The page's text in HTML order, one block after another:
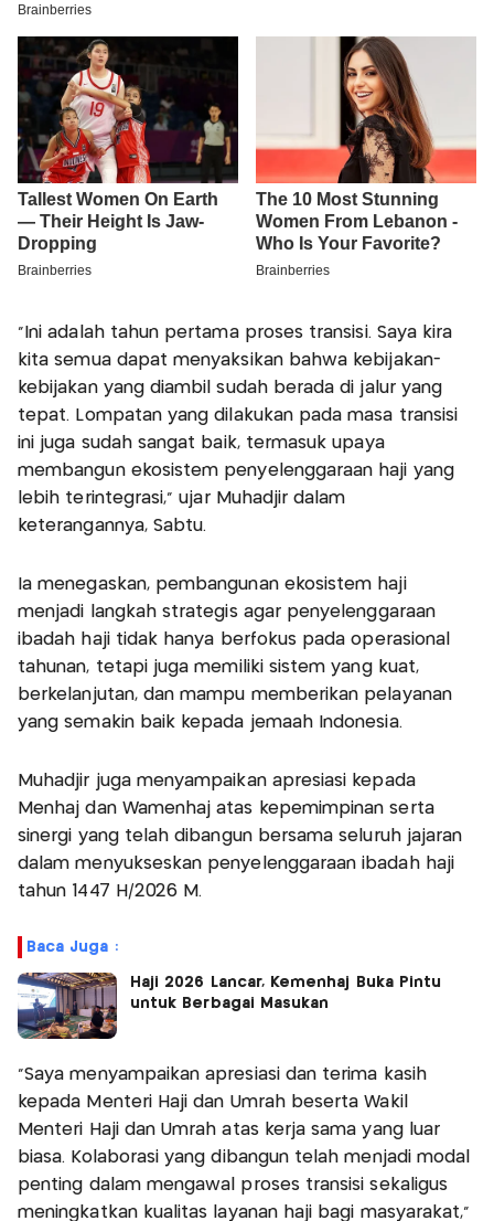
"Ini adalah tahun pertama proses transisi. Saya kira
kita semua dapat menyaksikan bahwa kebijakan-
kebijakan yang diambil sudah berada di jalur yang
tepat. Lompatan yang dilakukan pada masa transisi
ini juga sudah sangat baik, termasuk upaya
membangun ekosistem penyelenggaraan haji yang
lebih terintegrasi," ujar Muhadjir dalam
keterangannya, Sabtu.
Ia menegaskan, pembangunan ekosistem haji
menjadi langkah strategis agar penyelenggaraan
ibadah haji tidak hanya berfokus pada operasional
tahunan, tetapi juga memiliki sistem yang kuat,
berkelanjutan, dan mampu memberikan pelayanan
yang semakin baik kepada jemaah Indonesia.
Muhadjir juga menyampaikan apresiasi kepada
Menhaj dan Wamenhaj atas kepemimpinan serta
sinergi yang telah dibangun bersama seluruh jajaran
dalam menyukseskan penyelenggaraan ibadah haji
tahun 1447 H/2026 M.
Baca Juga :
Haji 2026 Lancar, Kemenhaj Buka Pintu
untuk Berbagai Masukan
"Saya menyampaikan apresiasi dan terima kasih
kepada Menteri Haji dan Umrah beserta Wakil
Menteri Haji dan Umrah atas kerja sama yang luar
biasa. Kolaborasi yang dibangun telah menjadi modal
penting dalam mengawal proses transisi sekaligus
meningkatkan kualitas layanan haji bagi masyarakat,"